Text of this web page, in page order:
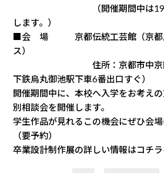
（開催期間中は19日（
します。）
■会 場 京都伝統工芸館（京都烏
ス）
住所：京都市中京区烏
下鉄烏丸御池駅下車6番出口すぐ）
開催期間中に、本校へ入学をお考え
別相談会を開催します。
学生作品が見れるこの機会にぜひ会場
（要予約）
卒業設計制作展の詳しい情報はコチラ